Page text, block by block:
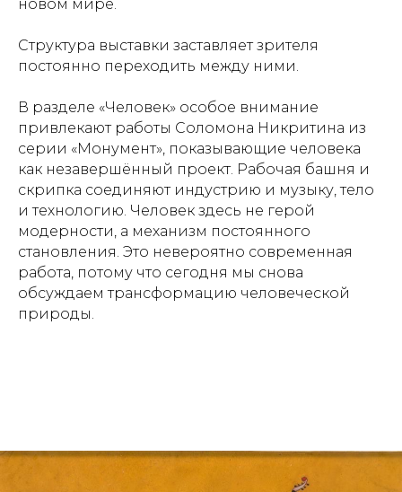
новом мире.
Структура выставки заставляет зрителя
постоянно переходить между ними.
В разделе «Человек» особое внимание
привлекают работы Соломона Никритина из
серии «Монумент», показывающие человека
как незавершённый проект. Рабочая башня и
скрипка соединяют индустрию и музыку, тело
и технологию. Человек здесь не герой
модерности, а механизм постоянного
становления. Это невероятно современная
работа, потому что сегодня мы снова
обсуждаем трансформацию человеческой
природы.